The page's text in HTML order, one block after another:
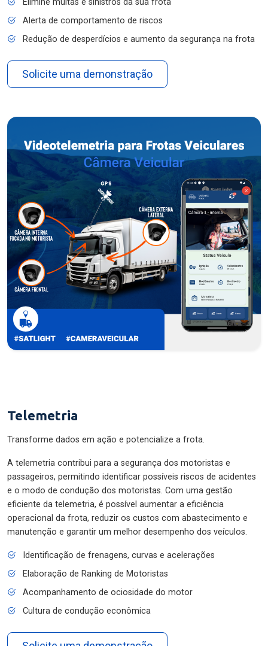
Elimine multas e sinistros da sua frota
Alerta de comportamento de riscos
Redução de desperdícios e aumento da segurança na frota
Solicite uma demonstração
Telemetria
Transforme dados em ação e potencialize a frota.
A telemetria contribui para a segurança dos motoristas e
passageiros, permitindo identificar possíveis riscos de acidentes
e o modo de condução dos motoristas. Com uma gestão
eficiente da telemetria, é possível aumentar a eficiência
operacional da frota, reduzir os custos com abastecimento e
manutenção e garantir um melhor desempenho dos veículos.
Identificação de frenagens, curvas e acelerações
Elaboração de Ranking de Motoristas
Acompanhamento de ociosidade do motor
Cultura de condução econômica